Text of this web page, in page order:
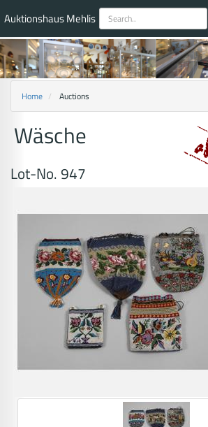
Auktionshaus Mehlis
Home Auctions
Wäsche
Lot-No. 947